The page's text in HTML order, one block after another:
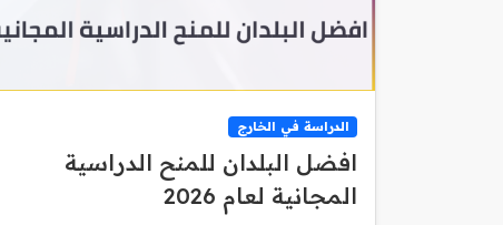
الدراسة في الخارج
افضل البلدان للمنح الدراسية
المجانية لعام 2026